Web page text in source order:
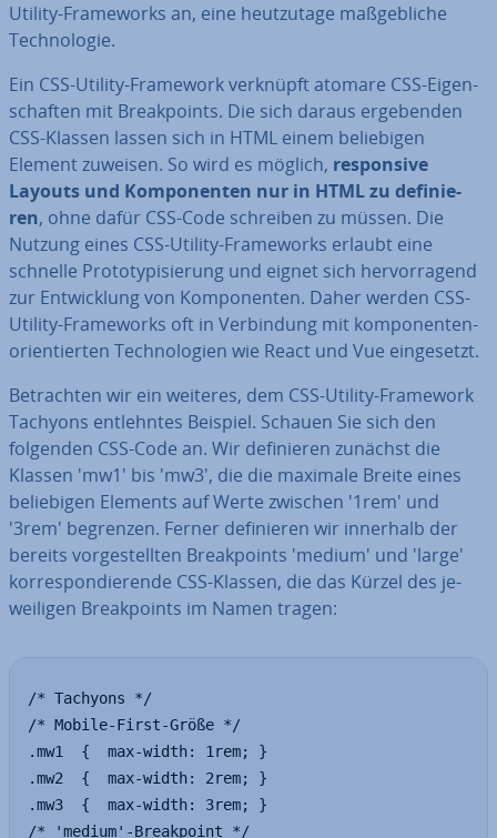
Utility-Frame­works an, eine heut­zu­ta­ge maß­geb­li­che
Tech­no­lo­gie.
Ein CSS-Utility-Framework verknüpft atomare CSS-Ei­gen­
schaf­ten mit Break­points. Die sich daraus er­ge­ben­den
CSS-Klassen lassen sich in HTML einem be­lie­bi­gen
Element zuweisen. So wird es möglich, re­spon­si­ve
Layouts und Kom­po­nen­ten nur in HTML zu de­fi­nie­
ren, ohne dafür CSS-Code schreiben zu müssen. Die
Nutzung eines CSS-Utility-Frame­works erlaubt eine
schnelle Pro­to­ty­pi­sie­rung und eignet sich her­vor­ra­gend
zur Ent­wick­lung von Kom­po­nen­ten. Daher werden CSS-
Utility-Frame­works oft in Ver­bin­dung mit kom­po­nen­ten­
ori­en­tier­ten Tech­no­lo­gien wie React und Vue ein­ge­setzt.
Be­trach­ten wir ein weiteres, dem CSS-Utility-Framework
Tachyons ent­lehn­tes Beispiel. Schauen Sie sich den
folgenden CSS-Code an. Wir de­fi­nie­ren zunächst die
Klassen 'mw1' bis 'mw3', die die maximale Breite eines
be­lie­bi­gen Elements auf Werte zwischen '1rem' und
'3rem' begrenzen. Ferner de­fi­nie­ren wir innerhalb der
bereits vor­ge­stell­ten Break­points 'medium' und 'large'
kor­re­spon­die­ren­de CSS-Klassen, die das Kürzel des je­
wei­li­gen Break­points im Namen tragen:
/* Tachyons */
/* Mobile-First-Größe */
.mw1  {  max-width: 1rem; }
.mw2  {  max-width: 2rem; }
.mw3  {  max-width: 3rem; }
/* 'medium'-Breakpoint */